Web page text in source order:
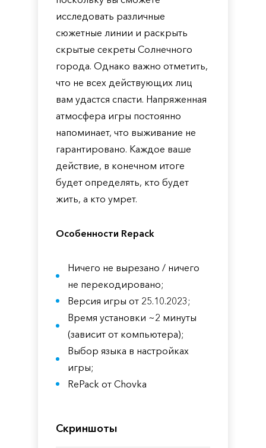
исследовать различные
сюжетные линии и раскрыть
скрытые секреты Солнечного
города. Однако важно отметить,
что не всех действующих лиц
вам удастся спасти. Напряженная
атмосфера игры постоянно
напоминает, что выживание не
гарантировано. Каждое ваше
действие, в конечном итоге
будет определять, кто будет
жить, а кто умрет.
Особенности Repack
Ничего не вырезано / ничего
не перекодировано;
Версия игры от 25.10.2023;
Время установки ~2 минуты
(зависит от компьютера);
Выбор языка в настройках
игры;
RePack от Chovka
Скриншоты